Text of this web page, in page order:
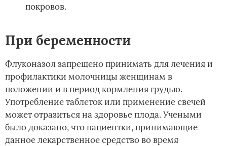
покровов.
При беременности
Флуконазол запрещено принимать для лечения и
профилактики молочницы женщинам в
положении и в период кормления грудью.
Употребление таблеток или применение свечей
может отразиться на здоровье плода. Учеными
было доказано, что пациентки, принимающие
данное лекарственное средство во время